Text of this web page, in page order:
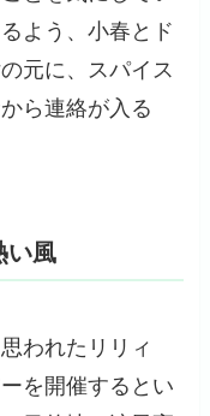
よう、小春とド
元に、スパイス
ら連絡が入る
い風
われたリリィ
を開催するとい